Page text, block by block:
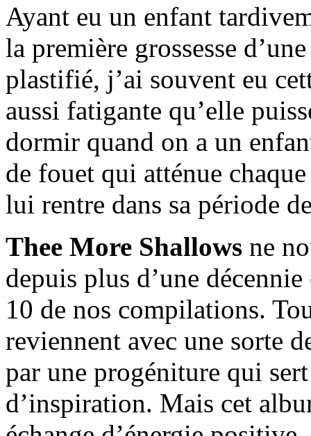
Ayant eu un enfant
la première grossesse
plastifié, j’ai souvent eu
aussi fatigante qu’elle
dormir quand on a un
de fouet qui atténue
lui rentre dans sa période
Thee More Shallows ne
depuis plus d’une
10 de nos compilations.
reviennent avec une sorte
par une progéniture qui
d’inspiration. Mais cet